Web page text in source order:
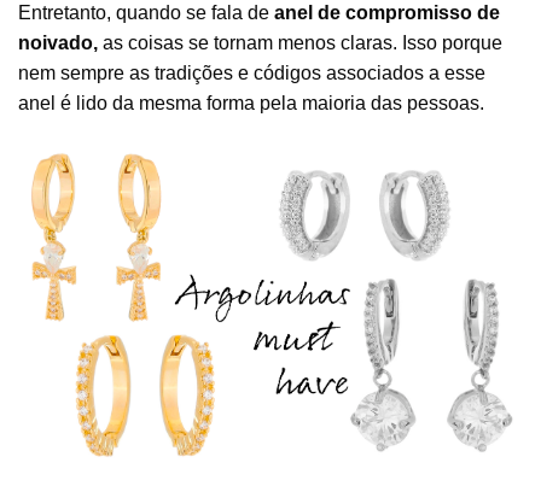
Entretanto, quando se fala de anel de compromisso de
noivado, as coisas se tornam menos claras. Isso porque
nem sempre as tradições e códigos associados a esse
anel é lido da mesma forma pela maioria das pessoas.